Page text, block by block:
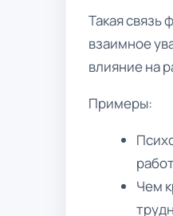
Такая связь
взаимное
влияние на
Примеры:
Чем